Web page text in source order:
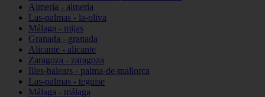
Almería - almería
Las-palmas - la-oliva
Málaga - mijas
Granada - granada
Alicante - alicante
Zaragoza - zaragoza
Illes-balears - palma-de-mallorca
Las-palmas - teguise
Málaga - málaga